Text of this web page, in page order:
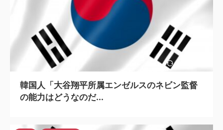
2024/5/6
韓国人「大谷翔平所属エンゼルスのネビン監督
の能力はどうなのだ...